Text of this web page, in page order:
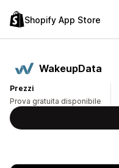
Shopify App Store
WakeupData
Prezzi
Prova gratuita disponibile